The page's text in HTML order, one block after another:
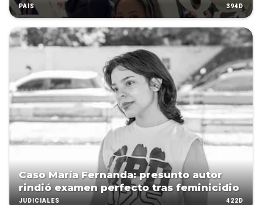
PAÍS 394D
Caso María Fernanda: presunto autor
rindió examen perfecto tras feminicidio
JUDICIALES 422D